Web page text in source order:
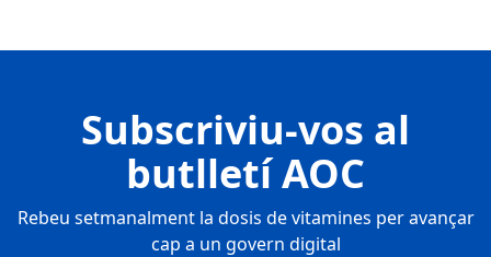
Subscriviu-vos al
butlletí AOC
Rebeu setmanalment la dosis de vitamines per avançar
cap a un govern digital